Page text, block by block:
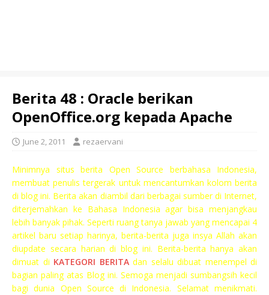
Berita 48 : Oracle berikan
OpenOffice.org kepada Apache
June 2, 2011 rezaervani
Minimnya situs berita Open Source berbahasa Indonesia,
membuat penulis tergerak untuk mencantumkan kolom berita
di blog ini. Berita akan diambil dari berbagai sumber di Internet,
diterjemahkan ke Bahasa Indonesia agar bisa menjangkau
lebih banyak pihak. Seperti ruang tanya jawab yang mencapai 4
artikel baru setiap harinya, berita-berita juga insya Allah akan
diupdate secara harian di blog ini. Berita-berita hanya akan
dimuat di KATEGORI BERITAdan selalu dibuat menempel di
bagian paling atas Blog ini. Semoga menjadi sumbangsih kecil
bagi dunia Open Source di Indonesia. Selamat menikmati.